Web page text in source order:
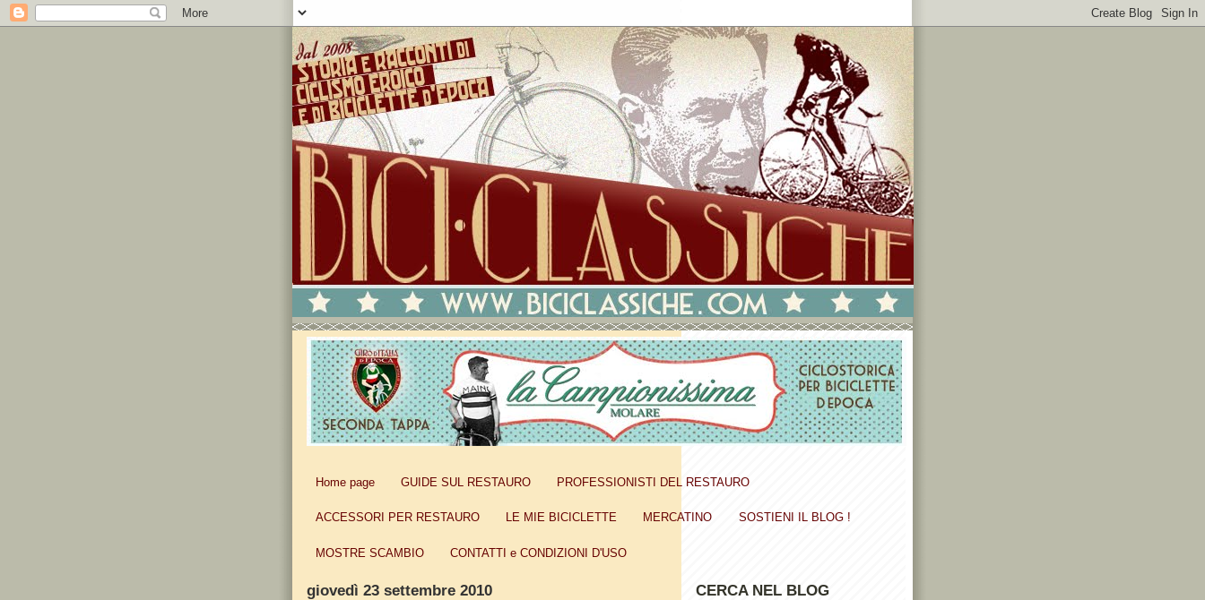
Home page GUIDE SUL RESTAURO PROFESSIONISTI DEL RESTAURO
ACCESSORI PER RESTAURO LE MIE BICICLETTE MERCATINO SOSTIENI IL BLOG !
MOSTRE SCAMBIO CONTATTI e CONDIZIONI D'USO
giovedì 23 settembre 2010 CERCA NEL BLOG